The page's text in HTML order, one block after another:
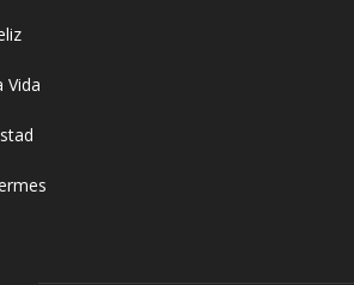
Vida